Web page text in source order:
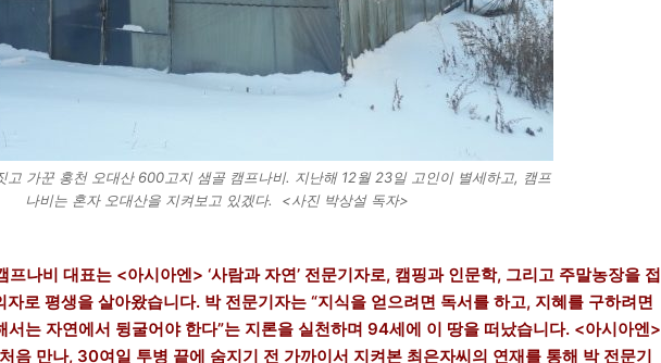
고 가꾼 홍천 오대산 600고지 샘골 캠프나비. 지난해 12월 23일 고인이 별세하고, 캠프
나비는 혼자 오대산을 지켜보고 있겠다. <사진 박상설 독자>
나비 대표는 <아시아엔> ‘사람과 자연’ 전문기자로, 캠핑과 인문학, 그리고 주말농장을 접
로 평생을 살아왔습니다. 박 전문기자는 “지식을 얻으려면 독서를 하고, 지혜를 구하려면
서는 자연에서 뒹굴어야 한다”는 지론을 실천하며 94세에 이 땅을 떠났습니다. <아시아엔>
음 만나, 30여일 투병 끝에 숨지기 전 가까이서 지켜본 최은자씨의 연재를 통해 박 전문기